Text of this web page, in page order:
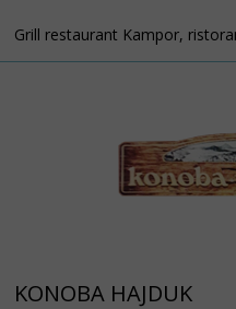
Grill restaurant Kampor,
KONOBA HAJDUK